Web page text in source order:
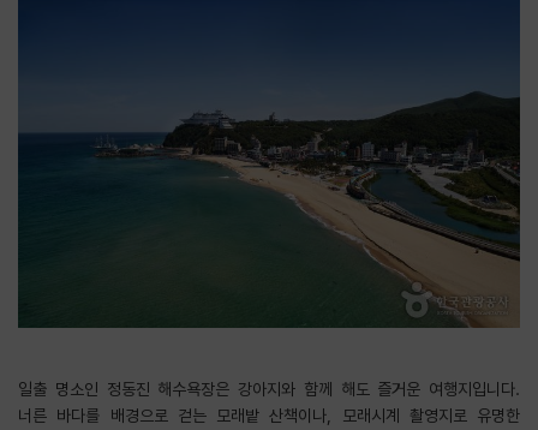
일출 명소인 정동진 해수욕장은 강아지와 함께 해도 즐거운 여행지입니다.
너른 바다를 배경으로 걷는 모래밭 산책이나, 모래시계 촬영지로 유명한